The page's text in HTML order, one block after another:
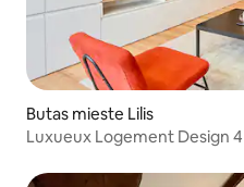
Butas mieste Lilis
Luxueux Logement Design 4